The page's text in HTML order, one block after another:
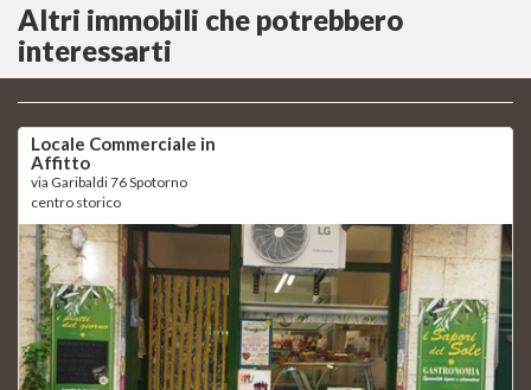
Altri immobili che potrebbero
interessarti
Locale Commerciale in
Affitto
via Garibaldi 76 Spotorno
centro storico